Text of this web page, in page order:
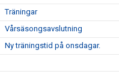
Träningar
Vårsäsongsavslutning
Ny träningstid på onsdagar.